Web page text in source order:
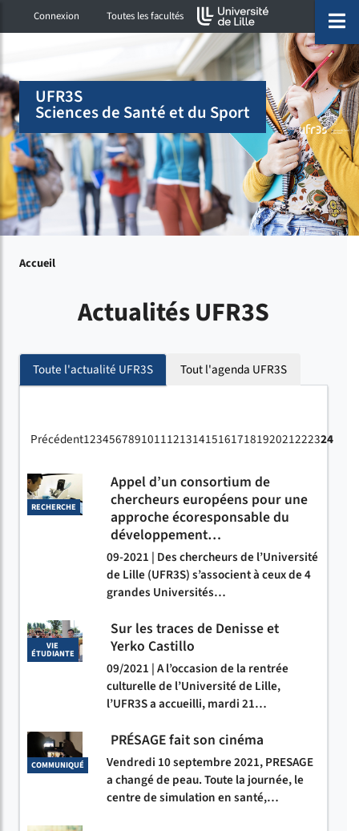
Accéder au menu principal
Accéder à la recherche
Accéder au pied de page
Connexion Toutes les facultés
menu
UFR3S
Sciences de Santé et du Sport
Accueil
Actualités UFR3S
Toute l'actualité UFR3S Tout l'agenda UFR3S
Précédent123456789101112131415161718192021222324
RECHERCHE
Appel d’un consortium de
chercheurs européens pour une
approche écoresponsable du
développement…
09-2021 | Des chercheurs de l’Université
de Lille (UFR3S) s’associent à ceux de 4
grandes Universités…
VIE
ÉTUDIANTE
Sur les traces de Denisse et
Yerko Castillo
09/2021 | A l’occasion de la rentrée
culturelle de l’Université de Lille,
l’UFR3S a accueilli, mardi 21…
COMMUNIQUÉ
PRÉSAGE fait son cinéma
Vendredi 10 septembre 2021, PRESAGE
a changé de peau. Toute la journée, le
centre de simulation en santé,…